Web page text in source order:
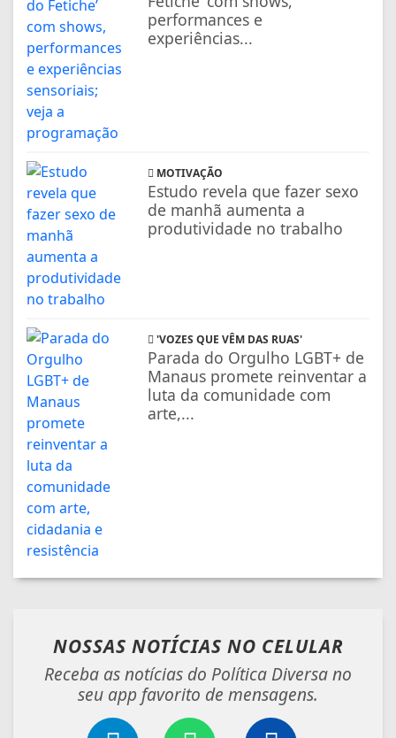
performances e
experiências...
MOTIVAÇÃO
Estudo revela que fazer sexo
de manhã aumenta a
produtividade no trabalho
'VOZES QUE VÊM DAS RUAS'
Parada do Orgulho LGBT+ de
Manaus promete reinventar a
luta da comunidade com
arte,...
NOSSAS NOTÍCIAS NO CELULAR
Receba as notícias do Política Diversa no
seu app favorito de mensagens.